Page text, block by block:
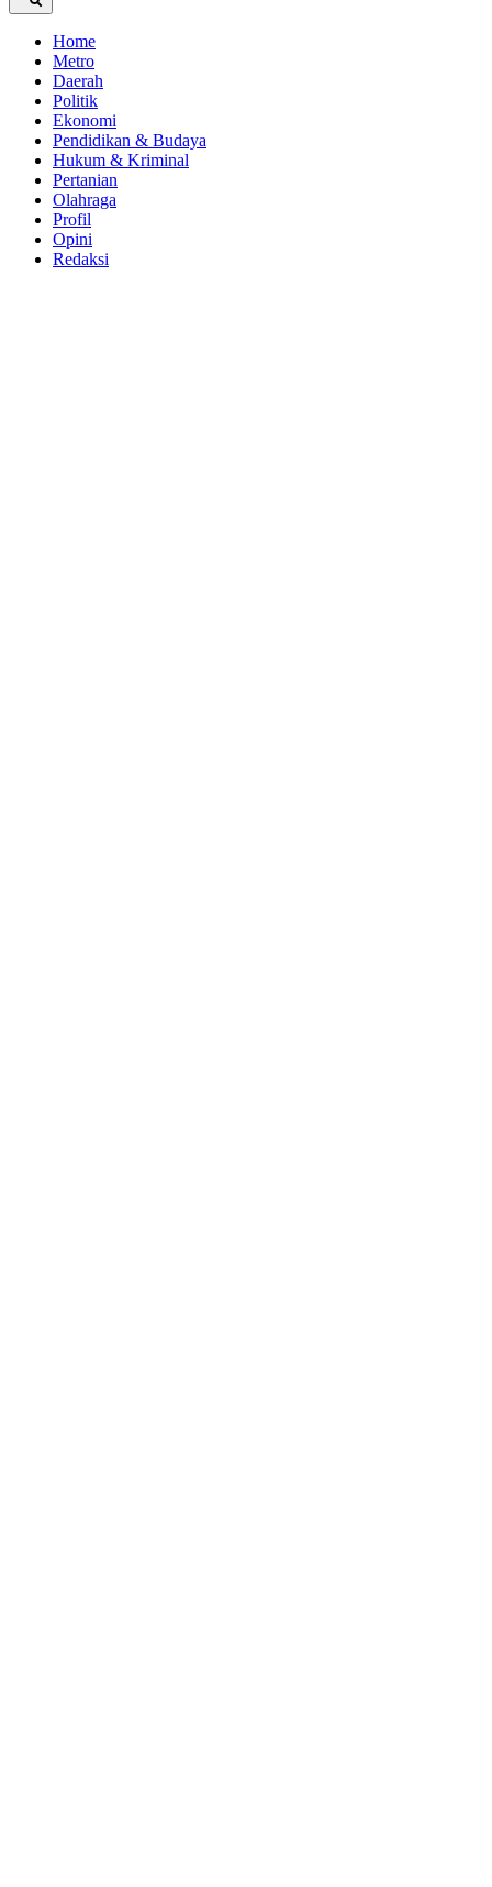
Home
Metro
Daerah
Politik
Ekonomi
Pendidikan & Budaya
Hukum & Kriminal
Pertanian
Olahraga
Profil
Opini
Redaksi